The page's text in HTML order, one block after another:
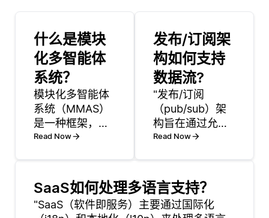
什么是模块
化多智能体
系统？
模块化多智能体
系统（MMAS）
是一种框架，利
用多个自主单元
同目标工作，同
时保持各自独立
的功能。系统中
Read Now
发布/订阅架
构如何支持
数据流?
"发布/订阅
（pub/sub）架
构旨在通过允许
系统以事件驱动
据流。这种模型
中，发布者发送
消息时不需要知
Read Now
SaaS如何处理多语言支持？
"SaaS（软件即服务）主要通过国际化